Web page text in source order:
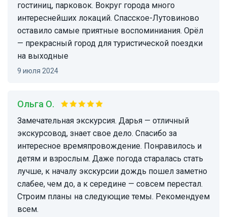
гостиниц, парковок. Вокруг города много
интереснейших локаций. Спасское-Лутовиново
оставило самые приятные воспоминиания. Орёл
— прекрасный город для туристической поездки
на выходные
9 июля 2024
Ольга О.
Замечательная экскурсия. Дарья — отличный
экскурсовод, знает свое дело. Спасибо за
интересное времяпровождение. Понравилось и
детям и взрослым. Даже погода старалась стать
лучше, к началу экскурсии дождь пошел заметно
слабее, чем до, а к середине — совсем перестал.
Строим планы на следующие темы. Рекомендуем
всем.